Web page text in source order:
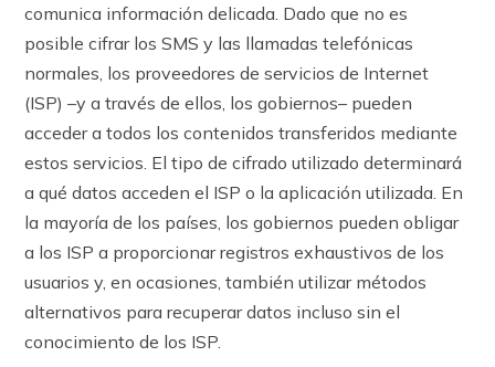
comunica información delicada. Dado que no es
posible cifrar los SMS y las llamadas telefónicas
normales, los proveedores de servicios de Internet
(ISP) –y a través de ellos, los gobiernos– pueden
acceder a todos los contenidos transferidos mediante
estos servicios. El tipo de cifrado utilizado determinará
a qué datos acceden el ISP o la aplicación utilizada. En
la mayoría de los países, los gobiernos pueden obligar
a los ISP a proporcionar registros exhaustivos de los
usuarios y, en ocasiones, también utilizar métodos
alternativos para recuperar datos incluso sin el
conocimiento de los ISP.